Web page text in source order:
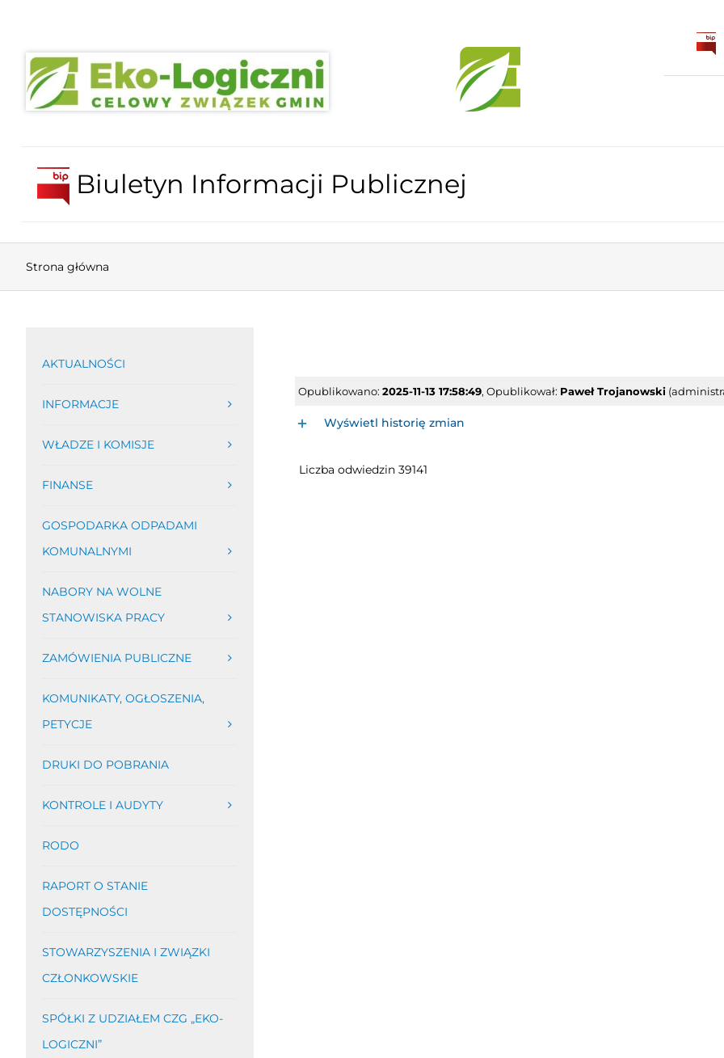
Biuletyn Informacji Publicznej
Strona główna
AKTUALNOŚCI
INFORMACJE
WŁADZE I KOMISJE
FINANSE
GOSPODARKA ODPADAMI
KOMUNALNYMI
NABORY NA WOLNE
STANOWISKA PRACY
ZAMÓWIENIA PUBLICZNE
KOMUNIKATY, OGŁOSZENIA,
PETYCJE
DRUKI DO POBRANIA
KONTROLE I AUDYTY
RODO
RAPORT O STANIE
DOSTĘPNOŚCI
STOWARZYSZENIA I ZWIĄZKI
CZŁONKOWSKIE
SPÓŁKI Z UDZIAŁEM CZG „EKO-
LOGICZNI”
Opublikowano: 2025-11-13 17:58:49, Opublikował: Paweł Trojanowski
Wyświetl historię zmian
Liczba odwiedzin 39141